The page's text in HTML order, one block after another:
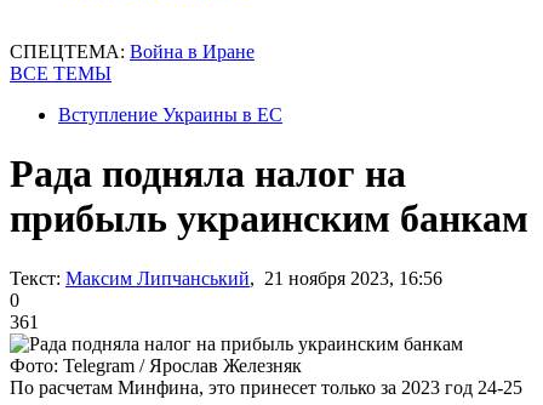
СПЕЦТЕМА: Война в Иране
ВСЕ ТЕМЫ
Вступление Украины в ЕС
Рада подняла налог на
прибыль украинским банкам
Текст: Максим Липчанський, 21 ноября 2023, 16:56
0
361
Фото: Telegram / Ярослав Железняк
По расчетам Минфина, это принесет только за 2023 год 24-25